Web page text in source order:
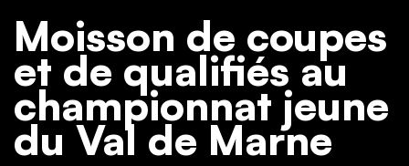
Moisson de coupes
et de qualifiés au
championnat jeune
du Val de Marne